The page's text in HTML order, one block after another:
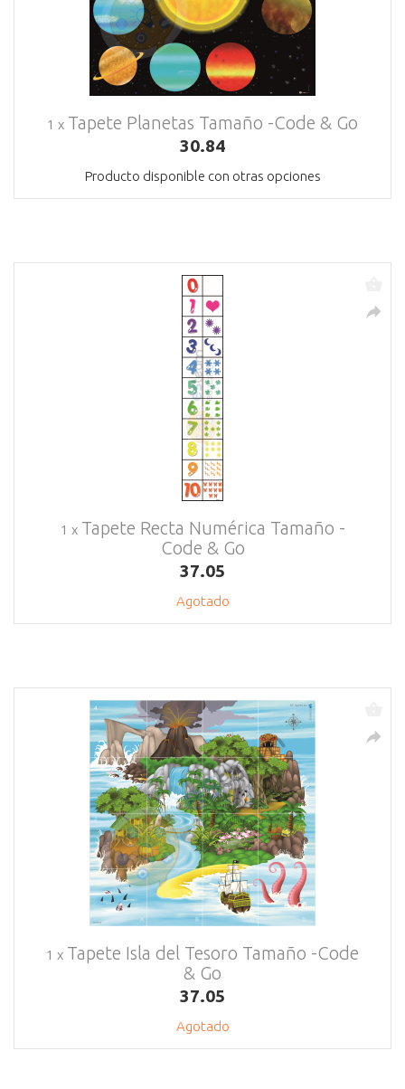
1 x Tapete Planetas Tamaño -Code & Go
30.84
Producto disponible con otras opciones
1 x Tapete Recta Numérica Tamaño -
Code & Go
37.05
Agotado
1 x Tapete Isla del Tesoro Tamaño -Code
& Go
37.05
Agotado